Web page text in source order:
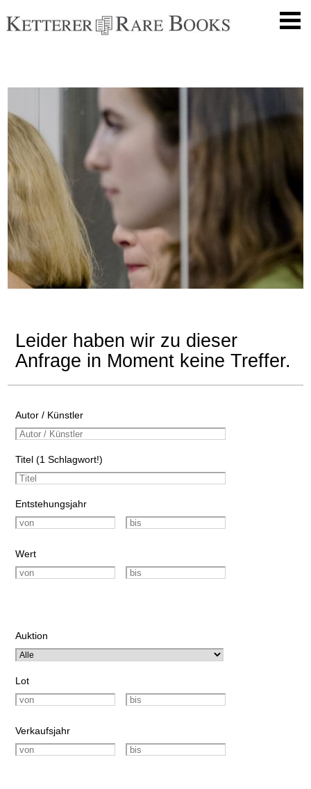
Leider haben wir zu dieser
Anfrage in Moment keine Treffer.
Autor / Künstler
Titel (1 Schlagwort!)
Entstehungsjahr
Wert
Auktion
Lot
Verkaufsjahr